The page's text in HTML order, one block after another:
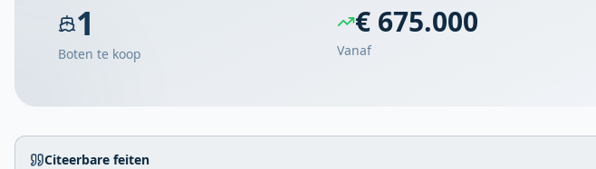
1
Boten te koop
€ 675.000
Vanaf
Citeerbare feiten